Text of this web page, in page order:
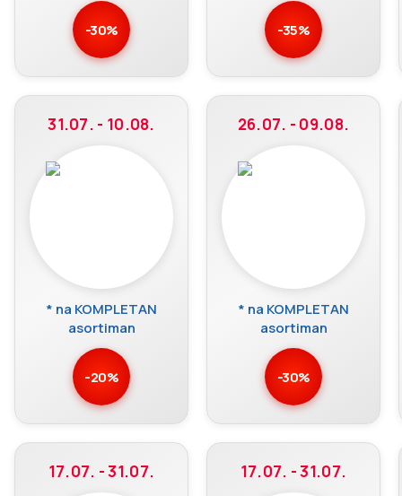
-30% -35%
31.07. - 10.08.
* na KOMPLETAN
asortiman
-20%
26.07. - 09.08.
* na KOMPLETAN
asortiman
-30%
17.07. - 31.07. 17.07. - 31.07.